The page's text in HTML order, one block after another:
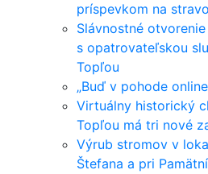
príspevkom na
Slávnostné
s opatrovateľskou
Topľou
„Buď v pohode
Virtuálny historický
Topľou má tri nové
Výrub stromov v
Štefana a pri